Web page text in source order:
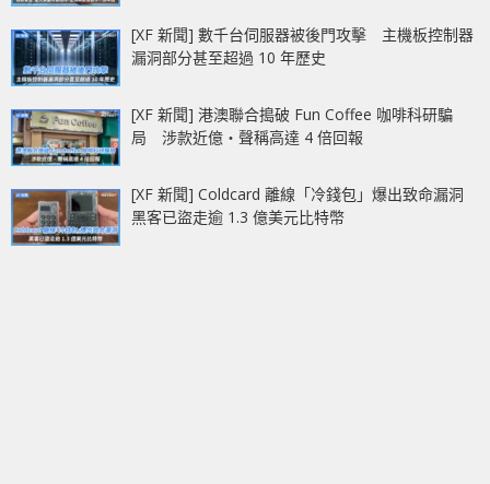
[XF 新聞] 數千台伺服器被後門攻擊 主機板控制器
漏洞部分甚至超過 10 年歷史
[XF 新聞] 港澳聯合搗破 Fun Coffee 咖啡科研騙
局 涉款近億‧聲稱高達 4 倍回報
[XF 新聞] Coldcard 離線「冷錢包」爆出致命漏洞
黑客已盜走逾 1.3 億美元比特幣